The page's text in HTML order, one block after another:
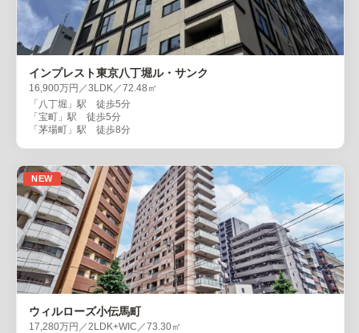
インプレスト東京八丁堀ル・サンク
16,900万円／3LDK／72.48㎡
「八丁堀」駅 徒歩5分
「宝町」駅 徒歩5分
「茅場町」駅 徒歩8分
NEW
ウィルローズ小伝馬町
17,280万円／2LDK+WIC／73.30㎡